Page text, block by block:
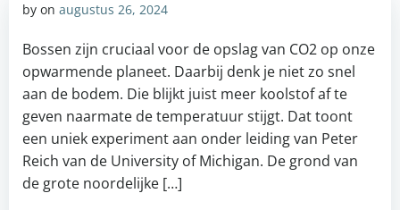
by on augustus 26, 2024
Bossen zijn cruciaal voor de opslag van CO2 op onze
opwarmende planeet. Daarbij denk je niet zo snel
aan de bodem. Die blijkt juist meer koolstof af te
geven naarmate de temperatuur stijgt. Dat toont
een uniek experiment aan onder leiding van Peter
Reich van de University of Michigan. De grond van
de grote noordelijke […]